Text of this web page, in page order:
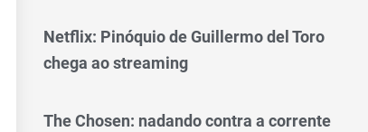
Netflix: Pinóquio de Guillermo del Toro
chega ao streaming
The Chosen: nadando contra a corrente